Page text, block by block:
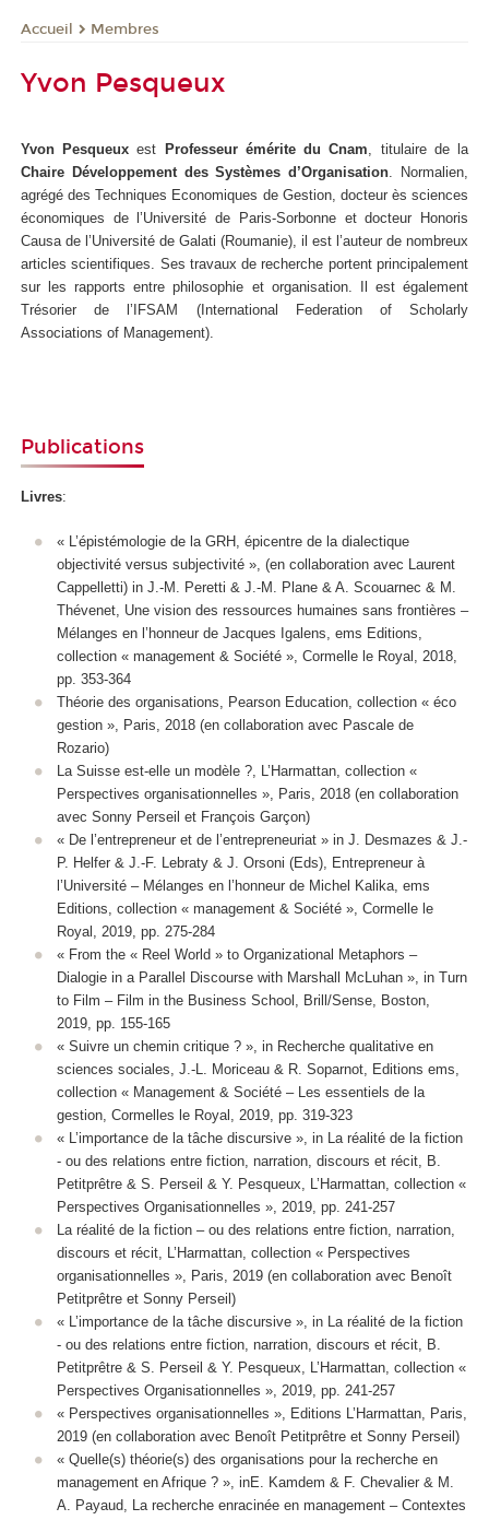
Accueil Membres
Yvon Pesqueux
Yvon Pesqueux est Professeur émérite du Cnam , titulaire de la
Chaire Développement des Systèmes d’Organisation . Normalien,
agrégé des Techniques Economiques de Gestion, docteur ès sciences
économiques de l’Université de Paris-Sorbonne et docteur Honoris
Causa de l’Université de Galati (Roumanie), il est l’auteur de nombreux
articles scientifiques. Ses travaux de recherche portent principalement
sur les rapports entre philosophie et organisation. Il est également
Trésorier de l’IFSAM (International Federation of Scholarly
Associations of Management).
Publications
Livres:
« L’épistémologie de la GRH, épicentre de la dialectique
objectivité versus subjectivité », (en collaboration avec Laurent
Cappelletti) in J.-M. Peretti & J.-M. Plane & A. Scouarnec & M.
Thévenet, Une vision des ressources humaines sans frontières –
Mélanges en l’honneur de Jacques Igalens, ems Editions,
collection « management & Société », Cormelle le Royal, 2018,
pp. 353-364
Théorie des organisations, Pearson Education, collection « éco
gestion », Paris, 2018 (en collaboration avec Pascale de
Rozario)
La Suisse est-elle un modèle ?, L’Harmattan, collection «
Perspectives organisationnelles », Paris, 2018 (en collaboration
avec Sonny Perseil et François Garçon)
« De l’entrepreneur et de l’entrepreneuriat » in J. Desmazes & J.-
P. Helfer & J.-F. Lebraty & J. Orsoni (Eds), Entrepreneur à
l’Université – Mélanges en l’honneur de Michel Kalika, ems
Editions, collection « management & Société », Cormelle le
Royal, 2019, pp. 275-284
« From the « Reel World » to Organizational Metaphors –
Dialogie in a Parallel Discourse with Marshall McLuhan », in Turn
to Film – Film in the Business School, Brill/Sense, Boston,
2019, pp. 155-165
« Suivre un chemin critique ? », in Recherche qualitative en
sciences sociales, J.-L. Moriceau & R. Soparnot, Editions ems,
collection « Management & Société – Les essentiels de la
gestion, Cormelles le Royal, 2019, pp. 319-323
« L’importance de la tâche discursive », in La réalité de la fiction
- ou des relations entre fiction, narration, discours et récit, B.
Petitprêtre & S. Perseil & Y. Pesqueux, L’Harmattan, collection «
Perspectives Organisationnelles », 2019, pp. 241-257
La réalité de la fiction – ou des relations entre fiction, narration,
discours et récit, L’Harmattan, collection « Perspectives
organisationnelles », Paris, 2019 (en collaboration avec Benoît
Petitprêtre et Sonny Perseil)
« L’importance de la tâche discursive », in La réalité de la fiction
- ou des relations entre fiction, narration, discours et récit, B.
Petitprêtre & S. Perseil & Y. Pesqueux, L’Harmattan, collection «
Perspectives Organisationnelles », 2019, pp. 241-257
« Perspectives organisationnelles », Editions L’Harmattan, Paris,
2019 (en collaboration avec Benoît Petitprêtre et Sonny Perseil)
« Quelle(s) théorie(s) des organisations pour la recherche en
management en Afrique ? », inE. Kamdem & F. Chevalier & M.
A. Payaud, La recherche enracinée en management – Contextes